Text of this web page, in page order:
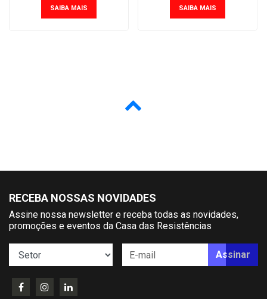
SAIBA MAIS SAIBA MAIS
RECEBA NOSSAS NOVIDADES
Assine nossa newsletter e receba todas as novidades,
promoções e eventos da Casa das Resistências
Assinar